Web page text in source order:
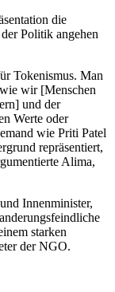
die
Politik angehen
Tokenismus. Man
wir [Menschen
und der
Werte oder
wie Priti Patel
repräsentiert,
Alima,
Innenminister,
starken
der NGO.